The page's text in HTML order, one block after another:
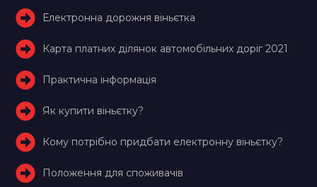
Електронна дорожня віньєтка
Карта платних ділянок автомобільних доріг 2021
Практична інформація
Як купити віньєтку?
Кому потрібно придбати електронну віньєтку?
Положення для споживачів